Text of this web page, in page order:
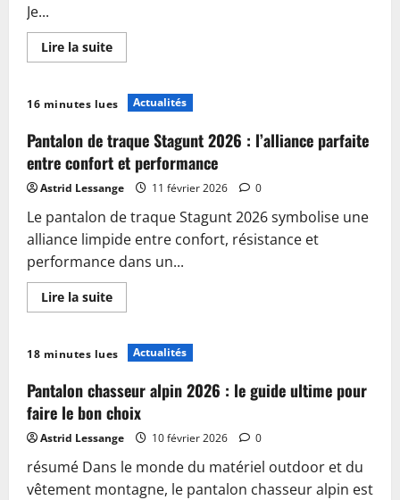
Je...
Lire la suiteEn
savoir
Pantalon
HOD
2026
:
Le
Guide
Ultime
des
Styles
Incontournables
à
Adopter
Cette
Année
16 minutes lues Actualités
Pantalon de traque Stagunt 2026 : l’alliance parfaite
entre confort et performance
Astrid Lessange 11 février 2026 0
Le pantalon de traque Stagunt 2026 symbolise une
alliance limpide entre confort, résistance et
performance dans un...
Lire la suiteEn
savoir
Pantalon
de
Stagunt
2026
:
l’alliance
parfaite
entre
confort
et
performance
18 minutes lues Actualités
Pantalon chasseur alpin 2026 : le guide ultime pour
faire le bon choix
Astrid Lessange 10 février 2026 0
résumé Dans le monde du matériel outdoor et du
vêtement montagne, le pantalon chasseur alpin est